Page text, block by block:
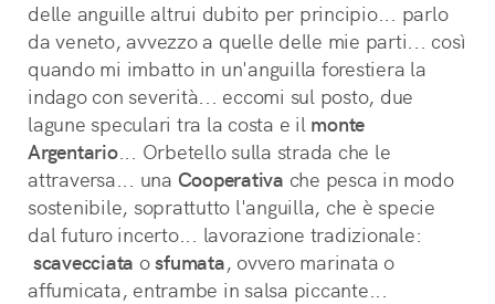
delle anguille altrui dubito per principio... parlo
da veneto, avvezzo a quelle delle mie parti... così
quando mi imbatto in un'anguilla forestiera la
indago con severità... eccomi sul posto, due
lagune speculari tra la costa e il monte
Argentario... Orbetello sulla strada che le
attraversa... una Cooperativa che pesca in modo
sostenibile, soprattutto l'anguilla, che è specie
dal futuro incerto... lavorazione tradizionale:
scavecciata o sfumata, ovvero marinata o
affumicata, entrambe in salsa piccante...